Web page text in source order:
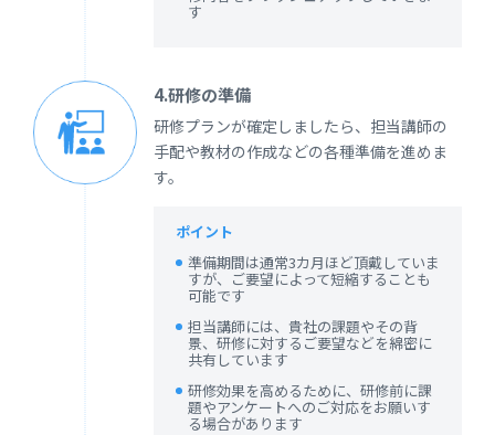
す
4.研修の準備
研修プランが確定しましたら、担当講師の
手配や教材の作成などの各種準備を進めま
す。
ポイント
準備期間は通常3カ月ほど頂戴していま
すが、ご要望によって短縮することも
可能です
担当講師には、貴社の課題やその背
景、研修に対するご要望などを綿密に
共有しています
研修効果を高めるために、研修前に課
題やアンケートへのご対応をお願いす
る場合があります